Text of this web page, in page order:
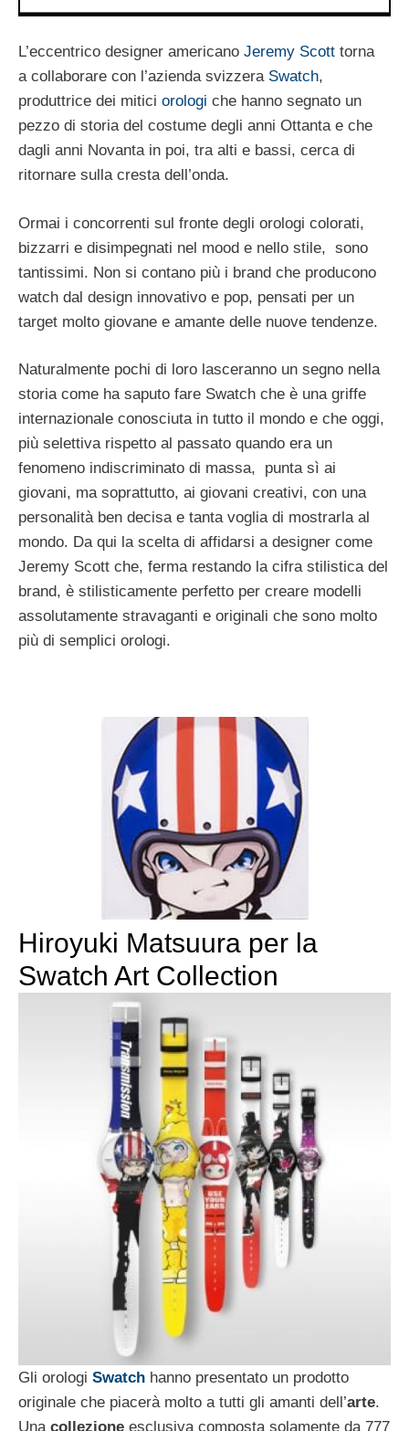
L’eccentrico designer americano Jeremy Scott torna
a collaborare con l’azienda svizzera Swatch,
produttrice dei mitici orologi che hanno segnato un
pezzo di storia del costume degli anni Ottanta e che
dagli anni Novanta in poi, tra alti e bassi, cerca di
ritornare sulla cresta dell’onda.
Ormai i concorrenti sul fronte degli orologi colorati,
bizzarri e disimpegnati nel mood e nello stile, sono
tantissimi. Non si contano più i brand che producono
watch dal design innovativo e pop, pensati per un
target molto giovane e amante delle nuove tendenze.
Naturalmente pochi di loro lasceranno un segno nella
storia come ha saputo fare Swatch che è una griffe
internazionale conosciuta in tutto il mondo e che oggi,
più selettiva rispetto al passato quando era un
fenomeno indiscriminato di massa, punta sì ai
giovani, ma soprattutto, ai giovani creativi, con una
personalità ben decisa e tanta voglia di mostrarla al
mondo. Da qui la scelta di affidarsi a designer come
Jeremy Scott che, ferma restando la cifra stilistica del
brand, è stilisticamente perfetto per creare modelli
assolutamente stravaganti e originali che sono molto
più di semplici orologi.
Hiroyuki Matsuura per la
Swatch Art Collection
Gli orologi Swatch hanno presentato un prodotto
originale che piacerà molto a tutti gli amanti dell’arte.
Una collezione esclusiva composta solamente da 777